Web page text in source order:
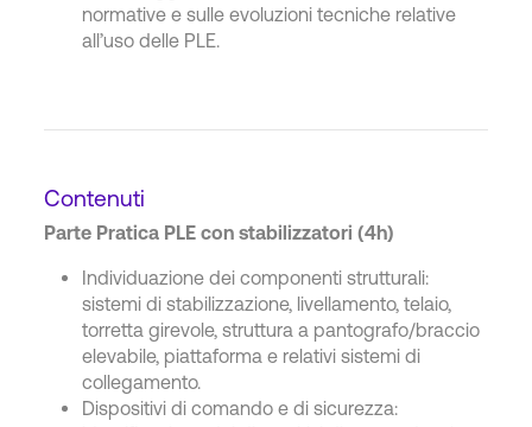
normative e sulle evoluzioni tecniche relative
all’uso delle PLE.
Contenuti
Parte Pratica PLE con stabilizzatori (4h)
Individuazione dei componenti strutturali:
sistemi di stabilizzazione, livellamento, telaio,
torretta girevole, struttura a pantografo/braccio
elevabile, piattaforma e relativi sistemi di
collegamento.
Dispositivi di comando e di sicurezza: